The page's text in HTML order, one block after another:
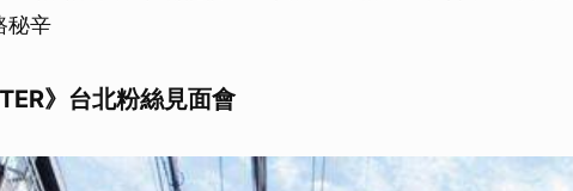
秘辛
》台北粉絲見面會